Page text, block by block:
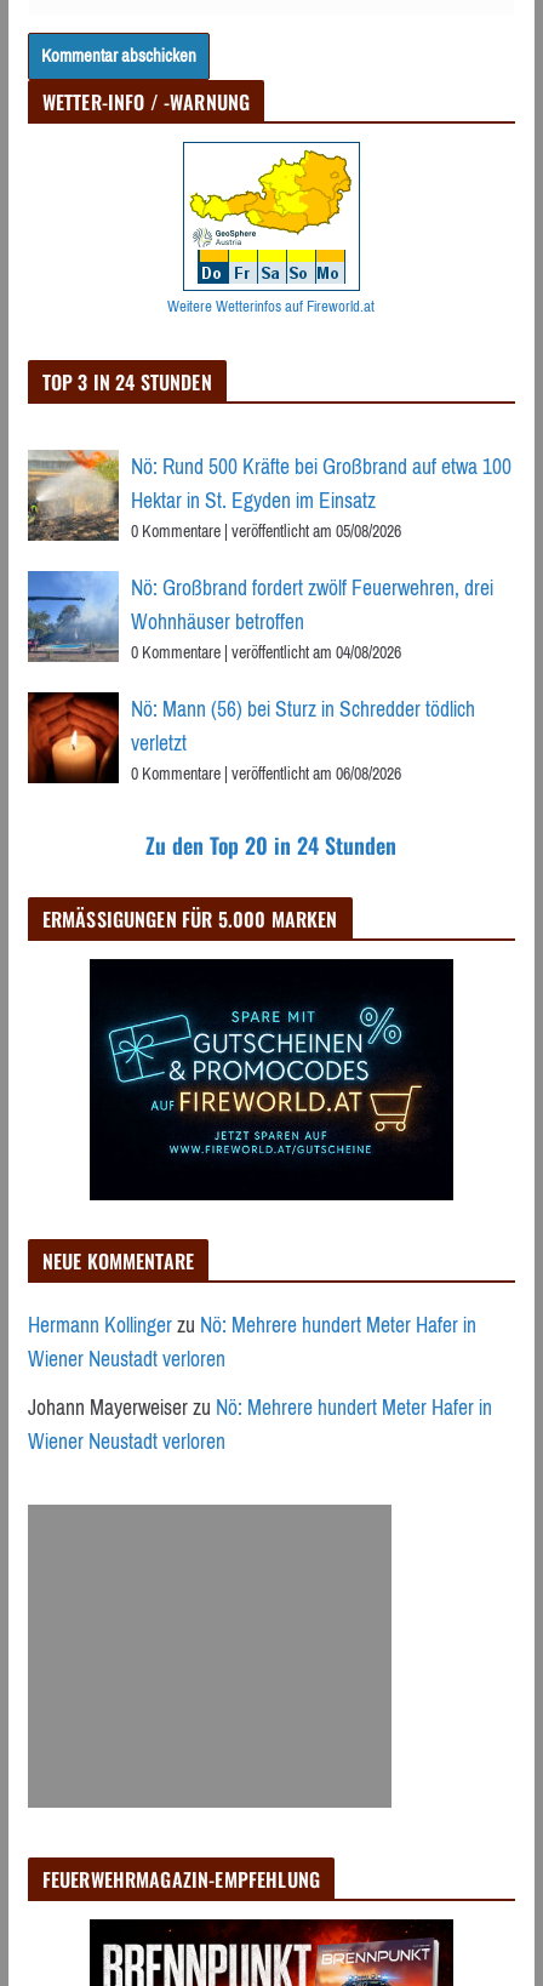
WETTER-INFO / -WARNUNG
Weitere Wetterinfos auf Fireworld.at
TOP 3 IN 24 STUNDEN
Nö: Rund 500 Kräfte bei Großbrand auf etwa 100
Hektar in St. Egyden im Einsatz
0 Kommentare|veröffentlicht am 05/08/2026
Nö: Großbrand fordert zwölf Feuerwehren, drei
Wohnhäuser betroffen
0 Kommentare|veröffentlicht am 04/08/2026
Nö: Mann (56) bei Sturz in Schredder tödlich
verletzt
0 Kommentare|veröffentlicht am 06/08/2026
Zu den Top 20 in 24 Stunden
ERMÄSSIGUNGEN FÜR 5.000 MARKEN
NEUE KOMMENTARE
Hermann KollingerzuNö: Mehrere hundert Meter Hafer in
Wiener Neustadt verloren
Johann MayerweiserzuNö: Mehrere hundert Meter Hafer in
Wiener Neustadt verloren
FEUERWEHRMAGAZIN-EMPFEHLUNG